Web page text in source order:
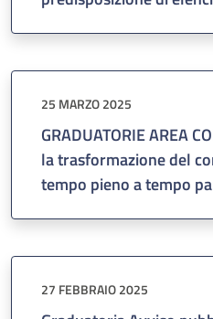
d'Emergenza-Urgenza,
attività professionale
elenchi.
25 MARZO 2025
GRADUATORIE AREA
la trasformazione del
tempo pieno a tempo
del 24/03/2025.
27 FEBBRAIO 2025